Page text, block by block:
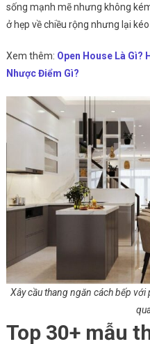
sống mạnh mẽ nhưng không
ở hẹp về chiều rộng nhưng lại kéo
Xem thêm: Open House Là Gì?
Nhược Điểm Gì?
Xây cầu thang ngăn cách bếp
Top 30+ mẫu